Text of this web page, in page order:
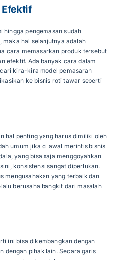
Efektif
hingga pengemasan sudah
maka hal selanjutnya adalah
cara memasarkan produk tersebut
efektif. Ada banyak cara dalam
kira-kira model pemasaran
ke bisnis roti tawar seperti
hal penting yang harus dimiliki oleh
umum jika di awal merintis bisnis
yang bisa saja menggoyahkan
konsistensi sangat diperlukan.
mengusahakan yang terbaik dan
berusaha bangkit dari masalah
ini bisa dikembangkan dengan
dengan pihak lain. Secara garis